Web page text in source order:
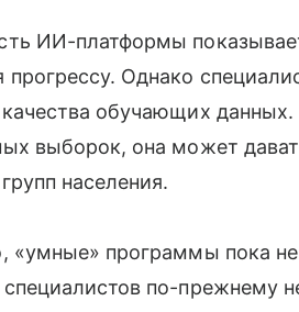
ИИ-платформы
прогрессу. Однако
качества обучающих
выборок, она может
населения.
«умные» программы пока
специалистов по-прежнему